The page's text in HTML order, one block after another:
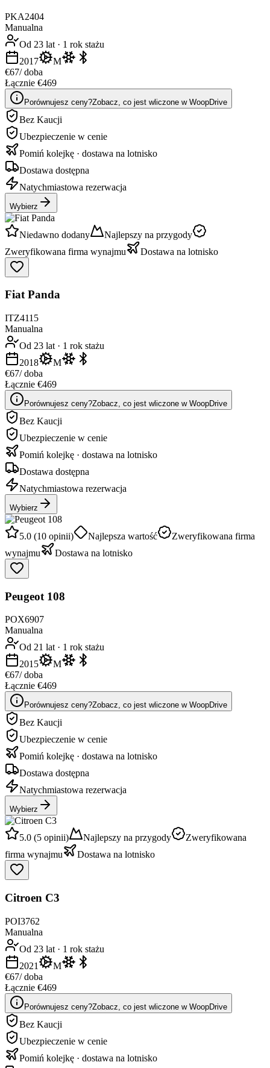
PKA2404
Manualna
Od 23 lat · 1 rok stażu
2017
M
€67/ doba
Łącznie €469
Porównujesz ceny?Zobacz, co jest wliczone w WoopDrive
Bez Kaucji
Ubezpieczenie w cenie
Pomiń kolejkę · dostawa na lotnisko
Dostawa dostępna
Natychmiastowa rezerwacja
Wybierz
Niedawno dodany
Najlepszy na przygody
Zweryfikowana firma wynajmu
Dostawa na lotnisko
Fiat Panda
ITZ4115
Manualna
Od 23 lat · 1 rok stażu
2018
M
€67/ doba
Łącznie €469
Porównujesz ceny?Zobacz, co jest wliczone w WoopDrive
Bez Kaucji
Ubezpieczenie w cenie
Pomiń kolejkę · dostawa na lotnisko
Dostawa dostępna
Natychmiastowa rezerwacja
Wybierz
5.0 (10 opinii) Najlepsza wartość
Zweryfikowana firma
wynajmu
Dostawa na lotnisko
Peugeot 108
POX6907
Manualna
Od 21 lat· 1 rok stażu
2015
M
€67/ doba
Łącznie €469
Porównujesz ceny?Zobacz, co jest wliczone w WoopDrive
Bez Kaucji
Ubezpieczenie w cenie
Pomiń kolejkę · dostawa na lotnisko
Dostawa dostępna
Natychmiastowa rezerwacja
Wybierz
5.0 (5 opinii) Najlepszy na przygody
Zweryfikowana
firma wynajmu
Dostawa na lotnisko
Citroen C3
POI3762
Manualna
Od 23 lat · 1 rok stażu
2021
M
€67/ doba
Łącznie €469
Porównujesz ceny?Zobacz, co jest wliczone w WoopDrive
Bez Kaucji
Ubezpieczenie w cenie
Pomiń kolejkę · dostawa na lotnisko